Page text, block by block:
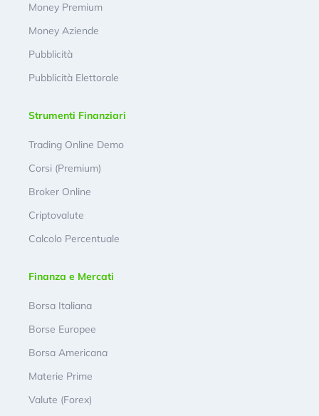
Money Premium
Money Aziende
Pubblicità
Pubblicità Elettorale
Strumenti Finanziari
Trading Online Demo
Corsi (Premium)
Broker Online
Criptovalute
Calcolo Percentuale
Finanza e Mercati
Borsa Italiana
Borse Europee
Borsa Americana
Materie Prime
Valute (Forex)